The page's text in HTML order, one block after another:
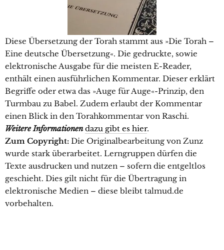
Diese Übersetzung der Torah stammt aus »Die Torah –
Eine deutsche Übersetzung«. Die gedruckte, sowie
elektronische Ausgabe für die meisten E-Reader,
enthält einen ausführlichen Kommentar. Dieser erklärt
Begriffe oder etwa das »Auge für Auge«-Prinzip, den
Turmbau zu Babel. Zudem erlaubt der Kommentar
einen Blick in den Torahkommentar von Raschi.
Weitere Informationen dazu gibt es hier.
Zum Copyright: Die Originalbearbeitung von Zunz
wurde stark überarbeitet. Lerngruppen dürfen die
Texte ausdrucken und nutzen – sofern die entgeltlos
geschieht. Dies gilt nicht für die Übertragung in
elektronische Medien – diese bleibt talmud.de
vorbehalten.